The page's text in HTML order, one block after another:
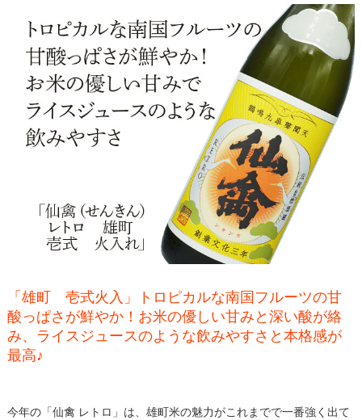
「雄町 壱式火入」トロピカルな南国フルーツの甘
酸っぱさが鮮やか！お米の優しい甘みと深い酸が絡
み、ライスジュースのような飲みやすさと本格感が
最高♪
今年の「仙禽 レトロ」は、雄町米の魅力がこれまでで一番強く出て